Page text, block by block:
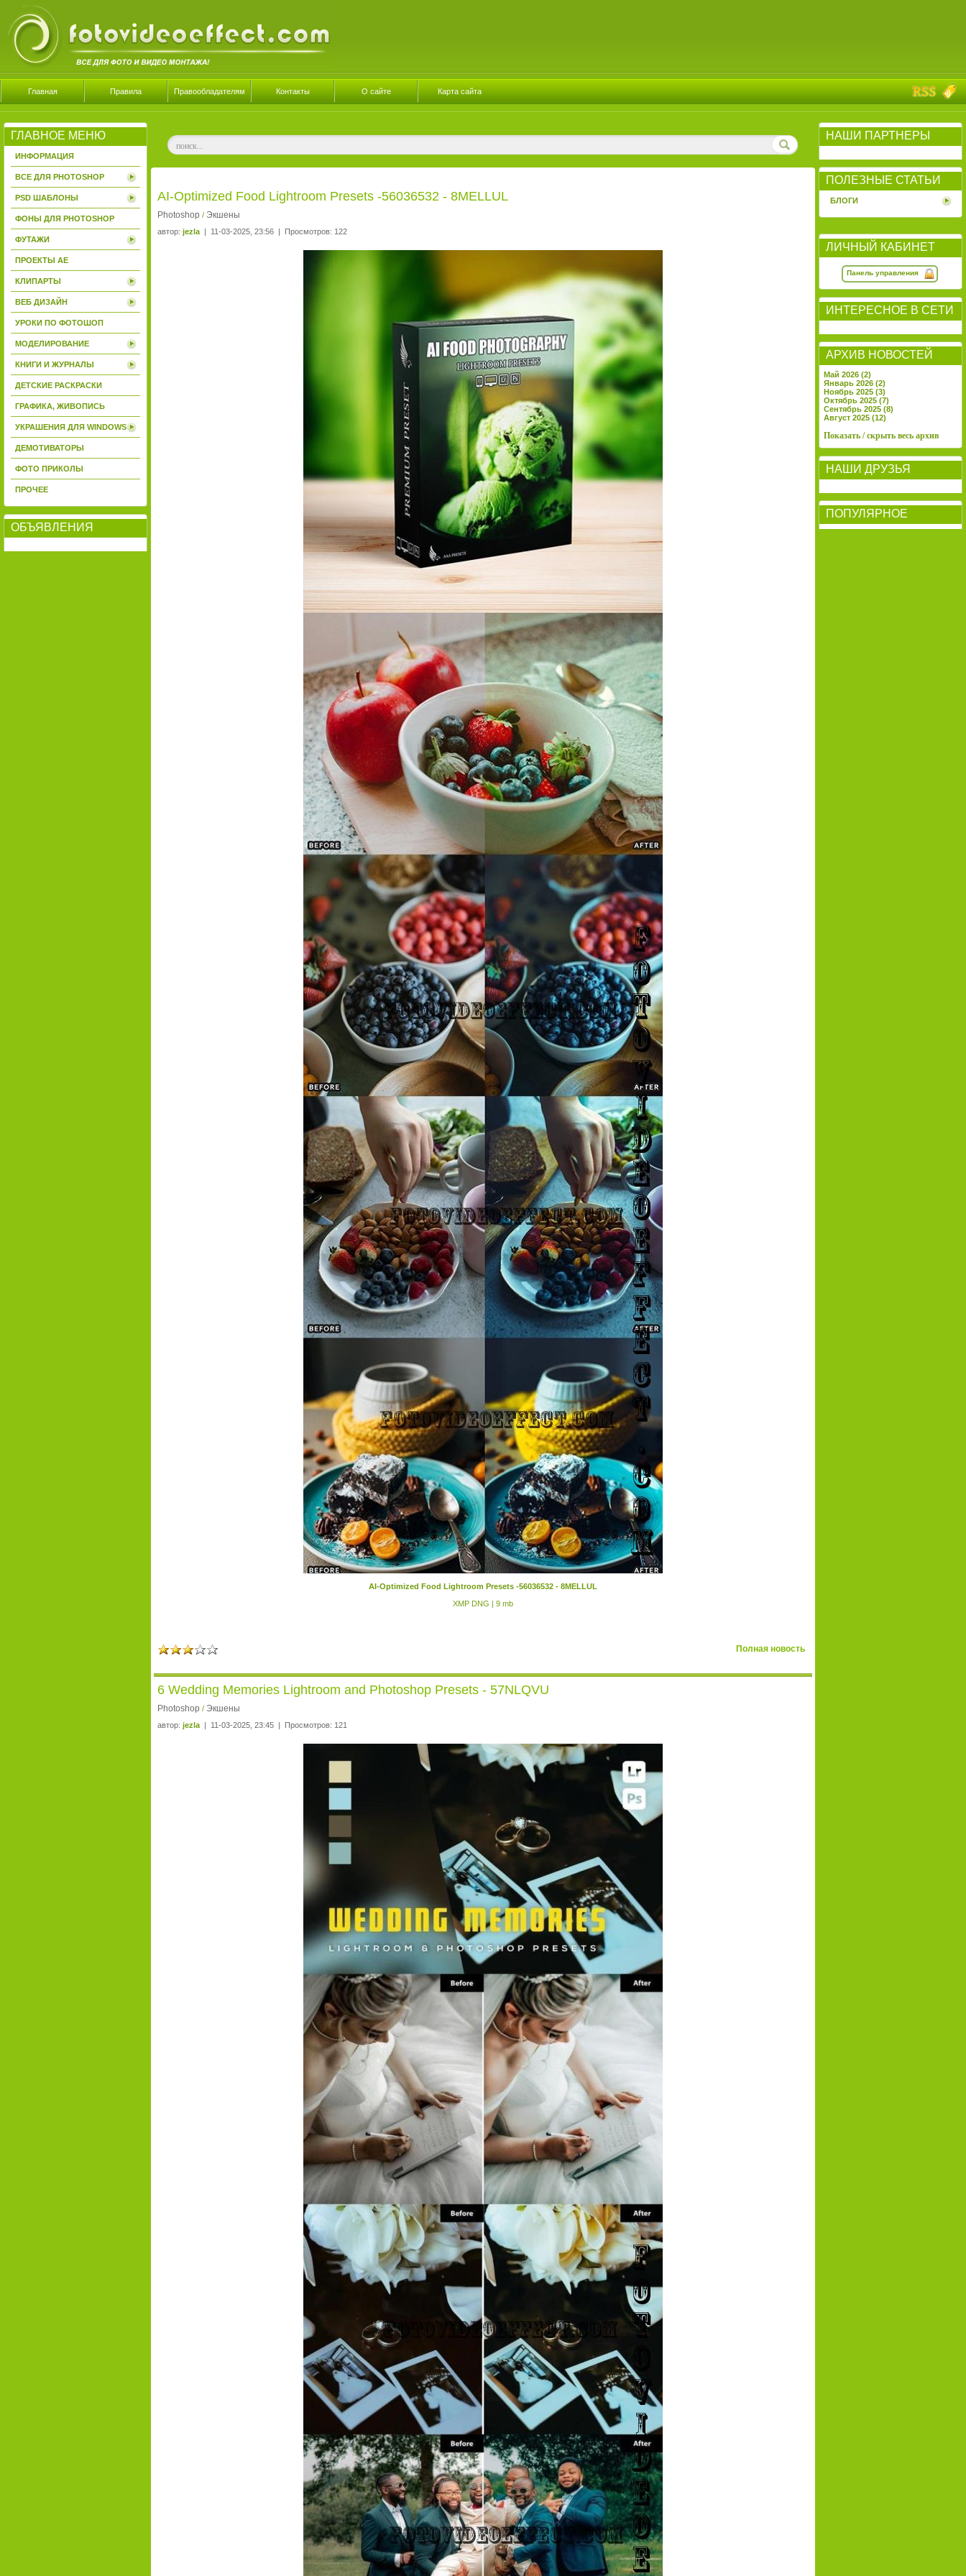
Главная Правила Правообладателям Контакты О сайте Карта сайта
ГЛАВНОЕ МЕНЮ
ИНФОРМАЦИЯ
ВСЕ ДЛЯ PHOTOSHOP
PSD ШАБЛОНЫ
ФОНЫ ДЛЯ PHOTOSHOP
ФУТАЖИ
ПРОЕКТЫ AE
КЛИПАРТЫ
ВЕБ ДИЗАЙН
УРОКИ ПО ФОТОШОП
МОДЕЛИРОВАНИЕ
КНИГИ И ЖУРНАЛЫ
ДЕТСКИЕ РАСКРАСКИ
ГРАФИКА, ЖИВОПИСЬ
УКРАШЕНИЯ ДЛЯ WINDOWS
ДЕМОТИВАТОРЫ
ФОТО ПРИКОЛЫ
ПРОЧЕЕ
ОБЪЯВЛЕНИЯ
AI-Optimized Food Lightroom Presets -56036532 - 8MELLUL
Photoshop / Экшены
автор: jezla | 11-03-2025, 23:56 | Просмотров: 122
AI-Optimized Food Lightroom Presets -56036532 - 8MELLUL
XMP DNG | 9 mb
Полная новость
6 Wedding Memories Lightroom and Photoshop Presets - 57NLQVU
Photoshop / Экшены
автор: jezla | 11-03-2025, 23:45 | Просмотров: 121
НАШИ ПАРТНЕРЫ
ПОЛЕЗНЫЕ СТАТЬИ
БЛОГИ
ЛИЧНЫЙ КАБИНЕТ
Панель управления
ИНТЕРЕСНОЕ В СЕТИ
АРХИВ НОВОСТЕЙ
Май 2026 (2)
Январь 2026 (2)
Ноябрь 2025 (3)
Октябрь 2025 (7)
Сентябрь 2025 (8)
Август 2025 (12)
Показать / скрыть весь архив
НАШИ ДРУЗЬЯ
ПОПУЛЯРНОЕ